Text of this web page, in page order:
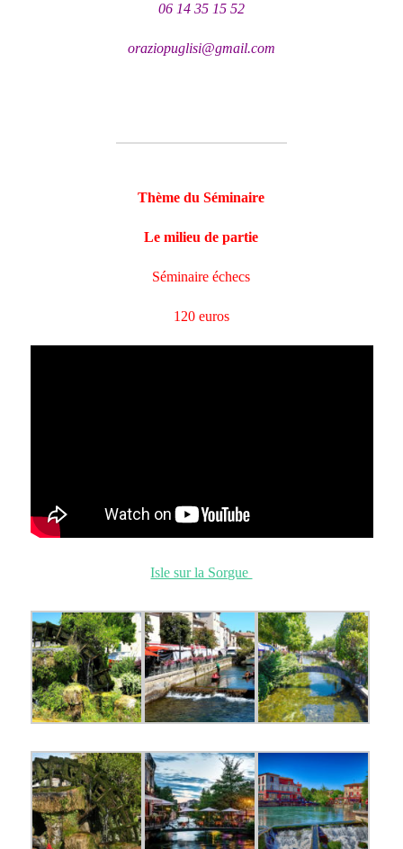
06 14 35 15 52
oraziopuglisi@gmail.com
Thème du Séminaire
Le milieu de partie
Séminaire échecs
120 euros
Isle sur la Sorgue